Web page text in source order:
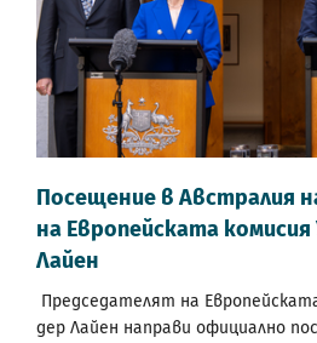
Посещение в Австралия
на Европейската
Лайен
Председателят на
дер Лайен направи официално